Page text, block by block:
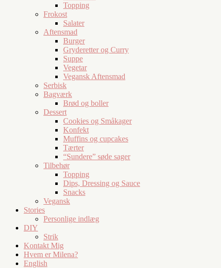
Topping
Frokost
Salater
Aftensmad
Burger
Gryderetter og Curry
Suppe
Vegetar
Vegansk Aftensmad
Serbisk
Bagværk
Brød og boller
Dessert
Cookies og Småkager
Konfekt
Muffins og cupcakes
Tærter
“Sundere” søde sager
Tilbehør
Topping
Dips, Dressing og Sauce
Snacks
Vegansk
Stories
Personlige indlæg
DIY
Strik
Kontakt Mig
Hvem er Milena?
English